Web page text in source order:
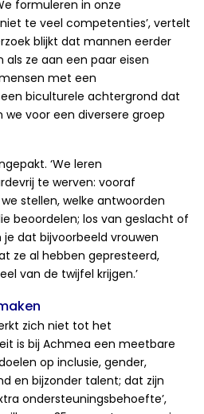
formuleren in onze
te veel competenties’, vertelt
blijkt dat mannen eerder
ze aan een paar eisen
met een
biculturele achtergrond dat
we voor een diversere groep
‘We leren
te werven: vooraf
stellen, welke antwoorden
beoordelen; los van geslacht of
dat bijvoorbeeld vrouwen
ze al hebben gepresteerd,
van de twijfel krijgen.’
zich niet tot het
is bij Achmea een meetbare
op inclusie, gender,
en bijzonder talent; dat zijn
ondersteuningsbehoefte’,